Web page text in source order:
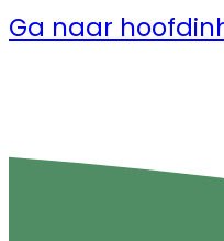
Ga naar